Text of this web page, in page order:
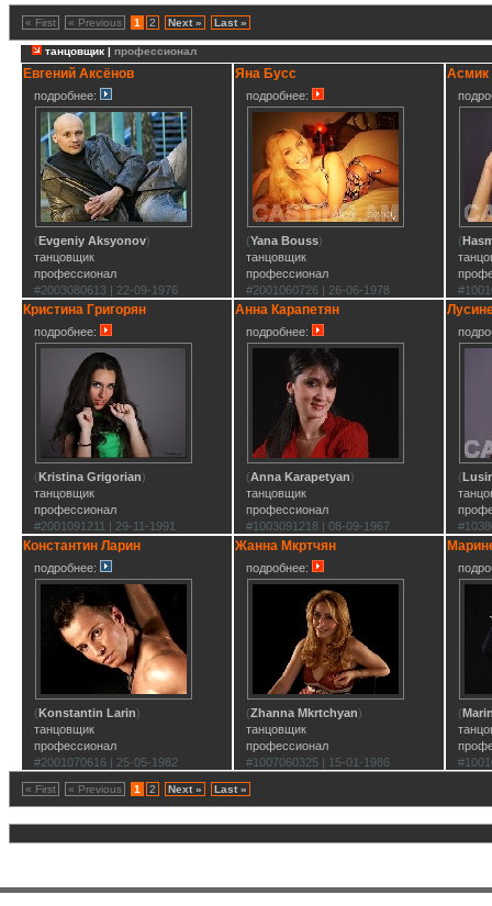
« First « Previous 1 2 Next » Last »
танцовщик | профессионал
Евгений Аксёнов
подробнее:
(Evgeniy Aksyonov)
танцовщик
профессионал
#2003080613 | 22-09-1976
Яна Бусс
подробнее:
(Yana Bouss)
танцовщик
профессионал
#2001060726 | 26-06-1978
Асмик
(
Кристина Григорян
подробнее:
(Kristina Grigorian)
танцовщик
профессионал
#2001091211 | 29-11-1991
Анна Карапетян
подробнее:
(Anna Karapetyan)
танцовщик
профессионал
#1003091218 | 08-09-1967
(
Константин Ларин
подробнее:
(Konstantin Larin)
танцовщик
профессионал
#2001070616 | 25-05-1982
Жанна Мкртчян
подробнее:
(Zhanna Mkrtchyan)
танцовщик
профессионал
#1007060325 | 15-01-1986
(
« First « Previous 1 2 Next » Last »